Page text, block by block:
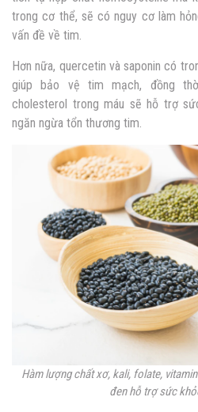
trong cơ thể, sẽ có nguy cơ làm
vấn đề về tim.
Hơn nữa, quercetin và saponin có
giúp bảo vệ tim mạch, đồng
cholesterol trong máu sẽ hỗ trợ
ngăn ngừa tổn thương tim.
Hàm lượng chất xơ, kali, folate,
đen hỗ trợ sức